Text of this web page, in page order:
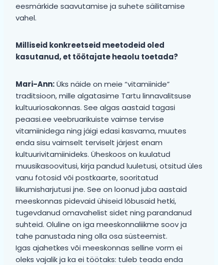
eesmärkide saavutamise ja suhete säilitamise
vahel.
Milliseid konkreetseid meetodeid oled
kasutanud, et töötajate heaolu toetada?
Mari-Ann:Üks näide on meie “vitamiinide”
traditsioon, mille algatasime Tartu linnavalitsuse
kultuuriosakonnas. See algas aastaid tagasi
peaasi.ee veebruarikuiste vaimse tervise
vitamiinidega ning jäigi edasi kasvama, muutes
enda sisu vaimselt terviselt järjest enam
kultuurivitamiinideks. Üheskoos on kuulatud
muusikasoovitusi, kirja pandud luuletusi, otsitud üles
vanu fotosid või postkaarte, sooritatud
liikumisharjutusi jne. See on loonud juba aastaid
meeskonnas pidevaid ühiseid lõbusaid hetki,
tugevdanud omavahelist sidet ning parandanud
suhteid. Oluline on iga meeskonnaliikme soov ja
tahe panustada ning olla osa süsteemist.
Igas ajahetkes või meeskonnas selline vorm ei
oleks vajalik ja ka ei töötaks: tuleb teada enda